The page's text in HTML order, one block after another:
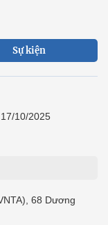
Sự kiện
10/2025
68 Dương